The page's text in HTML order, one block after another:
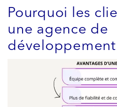
Pourquoi les
une agence de